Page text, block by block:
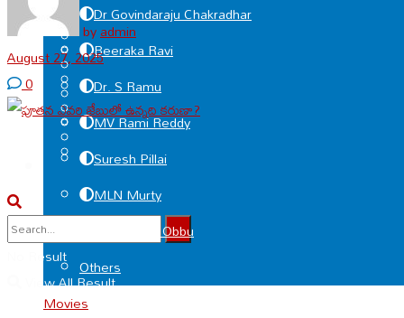
No Result
View All Result
Dr Govindaraju Chakradhar
Beeraka Ravi
Dr. S Ramu
MV Rami Reddy
Suresh Pillai
MLN Murty
Deviprasad Obbu
Others
Movies
byadmin
August 27, 2025
0